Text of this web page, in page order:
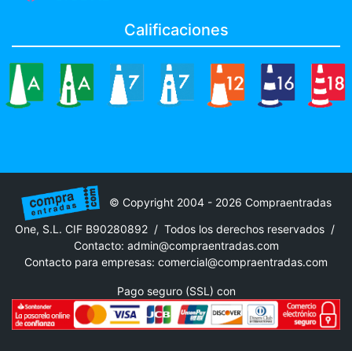
Calificaciones
© Copyright 2004 - 2026 Compraentradas
One, S.L. CIF B90280892 / Todos los derechos reservados /
Contacto: admin@compraentradas.com
Contacto para empresas: comercial@compraentradas.com
Pago seguro (SSL) con